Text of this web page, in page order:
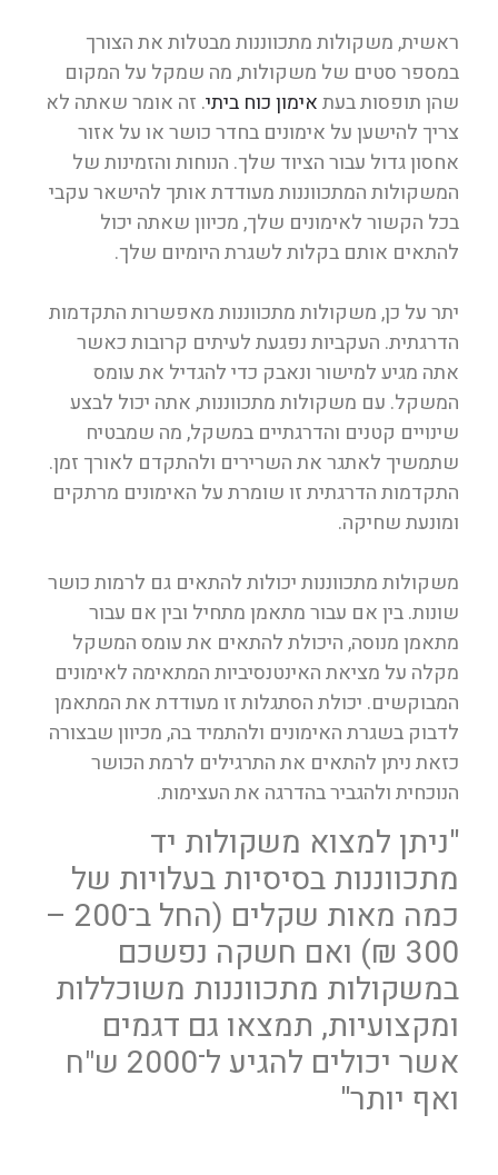
ראשית, משקולות מתכווננות מבטלות את הצורך
במספר סטים של משקולות, מה שמקל על המקום
שהן תופסות בעתאימון כוח ביתי. זה אומר שאתה לא
צריך להישען על אימונים בחדר כושר או על אזור
אחסון גדול עבור הציוד שלך. הנוחות והזמינות של
המשקולות המתכווננות מעודדת אותך להישאר עקבי
בכל הקשור לאימונים שלך, מכיוון שאתה יכול
להתאים אותם בקלות לשגרת היומיום שלך.
יתר על כן, משקולות מתכווננות מאפשרות התקדמות
הדרגתית. העקביות נפגעת לעיתים קרובות כאשר
אתה מגיע למישור ונאבק כדי להגדיל את עומס
המשקל. עם משקולות מתכווננות, אתה יכול לבצע
שינויים קטנים והדרגתיים במשקל, מה שמבטיח
שתמשיך לאתגר את השרירים ולהתקדם לאורך זמן.
התקדמות הדרגתית זו שומרת על האימונים מרתקים
ומונעת שחיקה.
משקולות מתכווננות יכולות להתאים גם לרמות כושר
שונות. בין אם עבור מתאמן מתחיל ובין אם עבור
מתאמן מנוסה, היכולת להתאים את עומס המשקל
מקלה על מציאת האינטנסיביות המתאימה לאימונים
המבוקשים. יכולת הסתגלות זו מעודדת את המתאמן
לדבוק בשגרת האימונים ולהתמיד בה, מכיוון שבצורה
כזאת ניתן להתאים את התרגילים לרמת הכושר
הנוכחית ולהגביר בהדרגה את העצימות.
"ניתן למצוא משקולות יד
מתכווננות בסיסיות בעלויות של
כמה מאות שקלים (החל ב־200 –
300 ₪) ואם חשקה נפשכם
במשקולות מתכווננות משוכללות
ומקצועיות, תמצאו גם דגמים
אשר יכולים להגיע ל־2000 ש"ח
ואף יותר"